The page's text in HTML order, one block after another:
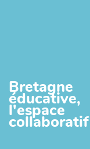
Bretagne
éducative,
l'espace
collaboratif